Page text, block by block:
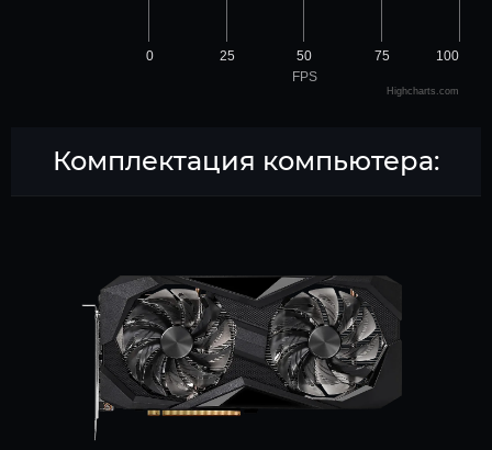
FPS
0 100
25 50 75
Highcharts.com
Комплектация компьютера: